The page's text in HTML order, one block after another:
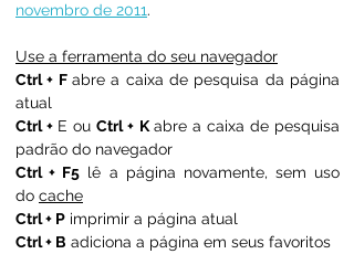
novembro de 2011.
Use a ferramenta do seu navegador
Ctrl + F abre a caixa de pesquisa da página
atual
Ctrl + E ou Ctrl + K abre a caixa de pesquisa
padrão do navegador
Ctrl + F5 lê a página novamente, sem uso
do cache
Ctrl + P imprimir a página atual
Ctrl + B adiciona a página em seus favoritos​